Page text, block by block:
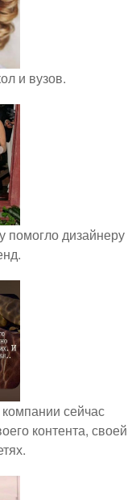
и вузов.
помогло дизайнеру
сейчас
контента, своей